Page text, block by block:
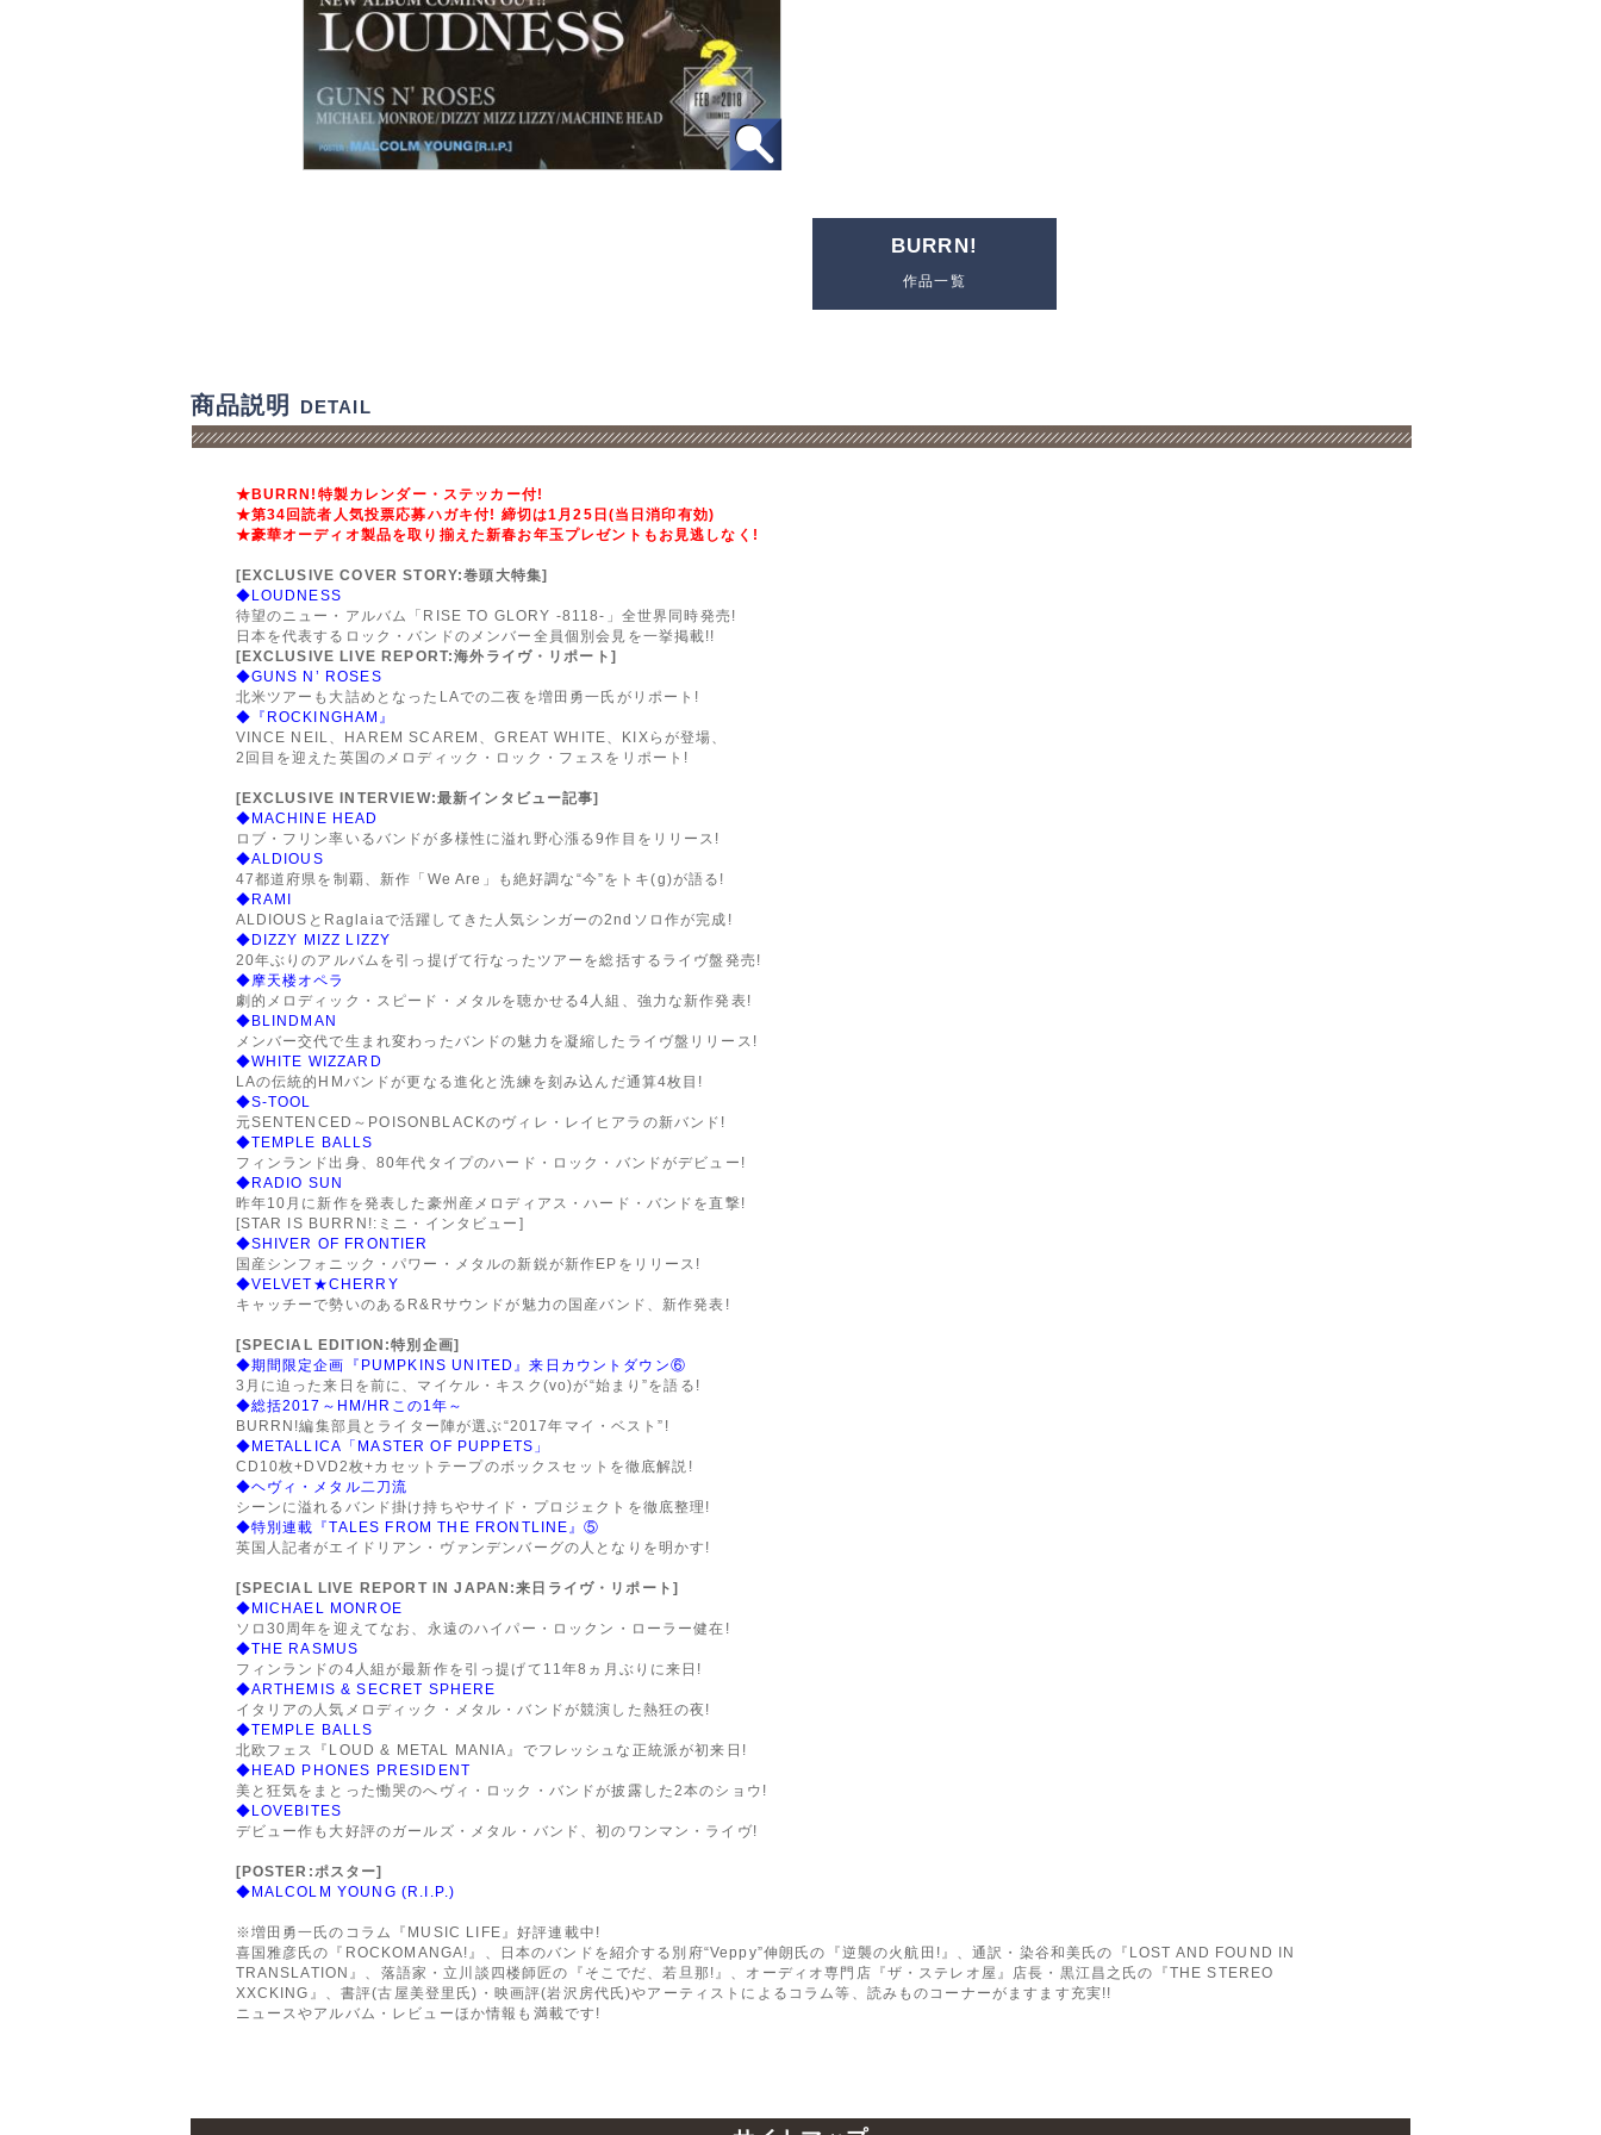
BURRN!
作品一覧
商品説明 DETAIL
★BURRN!特製カレンダー・ステッカー付!
★第34回読者人気投票応募ハガキ付! 締切は1月25日(当日消印有効)
★豪華オーディオ製品を取り揃えた新春お年玉プレゼントもお見逃しなく!
[EXCLUSIVE COVER STORY:巻頭大特集]
◆LOUDNESS
待望のニュー・アルバム「RISE TO GLORY -8118-」全世界同時発売!
日本を代表するロック・バンドのメンバー全員個別会見を一挙掲載!!
[EXCLUSIVE LIVE REPORT:海外ライヴ・リポート]
◆GUNS N’ ROSES
北米ツアーも大詰めとなったLAでの二夜を増田勇一氏がリポート!
◆『ROCKINGHAM』
VINCE NEIL、HAREM SCAREM、GREAT WHITE、KIXらが登場、
2回目を迎えた英国のメロディック・ロック・フェスをリポート!
[EXCLUSIVE INTERVIEW:最新インタビュー記事]
◆MACHINE HEAD
ロブ・フリン率いるバンドが多様性に溢れ野心漲る9作目をリリース!
◆ALDIOUS
47都道府県を制覇、新作「We Are」も絶好調な“今”をトキ(g)が語る!
◆RAMI
ALDIOUSとRaglaiaで活躍してきた人気シンガーの2ndソロ作が完成!
◆DIZZY MIZZ LIZZY
20年ぶりのアルバムを引っ提げて行なったツアーを総括するライヴ盤発売!
◆摩天楼オペラ
劇的メロディック・スピード・メタルを聴かせる4人組、強力な新作発表!
◆BLINDMAN
メンバー交代で生まれ変わったバンドの魅力を凝縮したライヴ盤リリース!
◆WHITE WIZZARD
LAの伝統的HMバンドが更なる進化と洗練を刻み込んだ通算4枚目!
◆S-TOOL
元SENTENCED～POISONBLACKのヴィレ・レイヒアラの新バンド!
◆TEMPLE BALLS
フィンランド出身、80年代タイプのハード・ロック・バンドがデビュー!
◆RADIO SUN
昨年10月に新作を発表した豪州産メロディアス・ハード・バンドを直撃!
[STAR IS BURRN!:ミニ・インタビュー]
◆SHIVER OF FRONTIER
国産シンフォニック・パワー・メタルの新鋭が新作EPをリリース!
◆VELVET★CHERRY
キャッチーで勢いのあるR&Rサウンドが魅力の国産バンド、新作発表!
[SPECIAL EDITION:特別企画]
◆期間限定企画『PUMPKINS UNITED』来日カウントダウン⑥
3月に迫った来日を前に、マイケル・キスク(vo)が“始まり”を語る!
◆総括2017～HM/HRこの1年～
BURRN!編集部員とライター陣が選ぶ“2017年マイ・ベスト”!
◆METALLICA「MASTER OF PUPPETS」
CD10枚+DVD2枚+カセットテープのボックスセットを徹底解説!
◆ヘヴィ・メタル二刀流
シーンに溢れるバンド掛け持ちやサイド・プロジェクトを徹底整理!
◆特別連載『TALES FROM THE FRONTLINE』⑤
英国人記者がエイドリアン・ヴァンデンバーグの人となりを明かす!
[SPECIAL LIVE REPORT IN JAPAN:来日ライヴ・リポート]
◆MICHAEL MONROE
ソロ30周年を迎えてなお、永遠のハイパー・ロックン・ローラー健在!
◆THE RASMUS
フィンランドの4人組が最新作を引っ提げて11年8ヵ月ぶりに来日!
◆ARTHEMIS & SECRET SPHERE
イタリアの人気メロディック・メタル・バンドが競演した熱狂の夜!
◆TEMPLE BALLS
北欧フェス『LOUD & METAL MANIA』でフレッシュな正統派が初来日!
◆HEAD PHONES PRESIDENT
美と狂気をまとった慟哭のへヴィ・ロック・バンドが披露した2本のショウ!
◆LOVEBITES
デビュー作も大好評のガールズ・メタル・バンド、初のワンマン・ライヴ!
[POSTER:ポスター]
◆MALCOLM YOUNG (R.I.P.)
※増田勇一氏のコラム『MUSIC LIFE』好評連載中!
喜国雅彦氏の『ROCKOMANGA!』、日本のバンドを紹介する別府“Veppy”伸朗氏の『逆襲の火航田!』、通訳・染谷和美氏の『LOST AND FOUND IN
TRANSLATION』、落語家・立川談四楼師匠の『そこでだ、若旦那!』、オーディオ専門店『ザ・ステレオ屋』店長・黒江昌之氏の『THE STEREO
XXCKING』、書評(古屋美登里氏)・映画評(岩沢房代氏)やアーティストによるコラム等、読みものコーナーがますます充実!!
ニュースやアルバム・レビューほか情報も満載です!